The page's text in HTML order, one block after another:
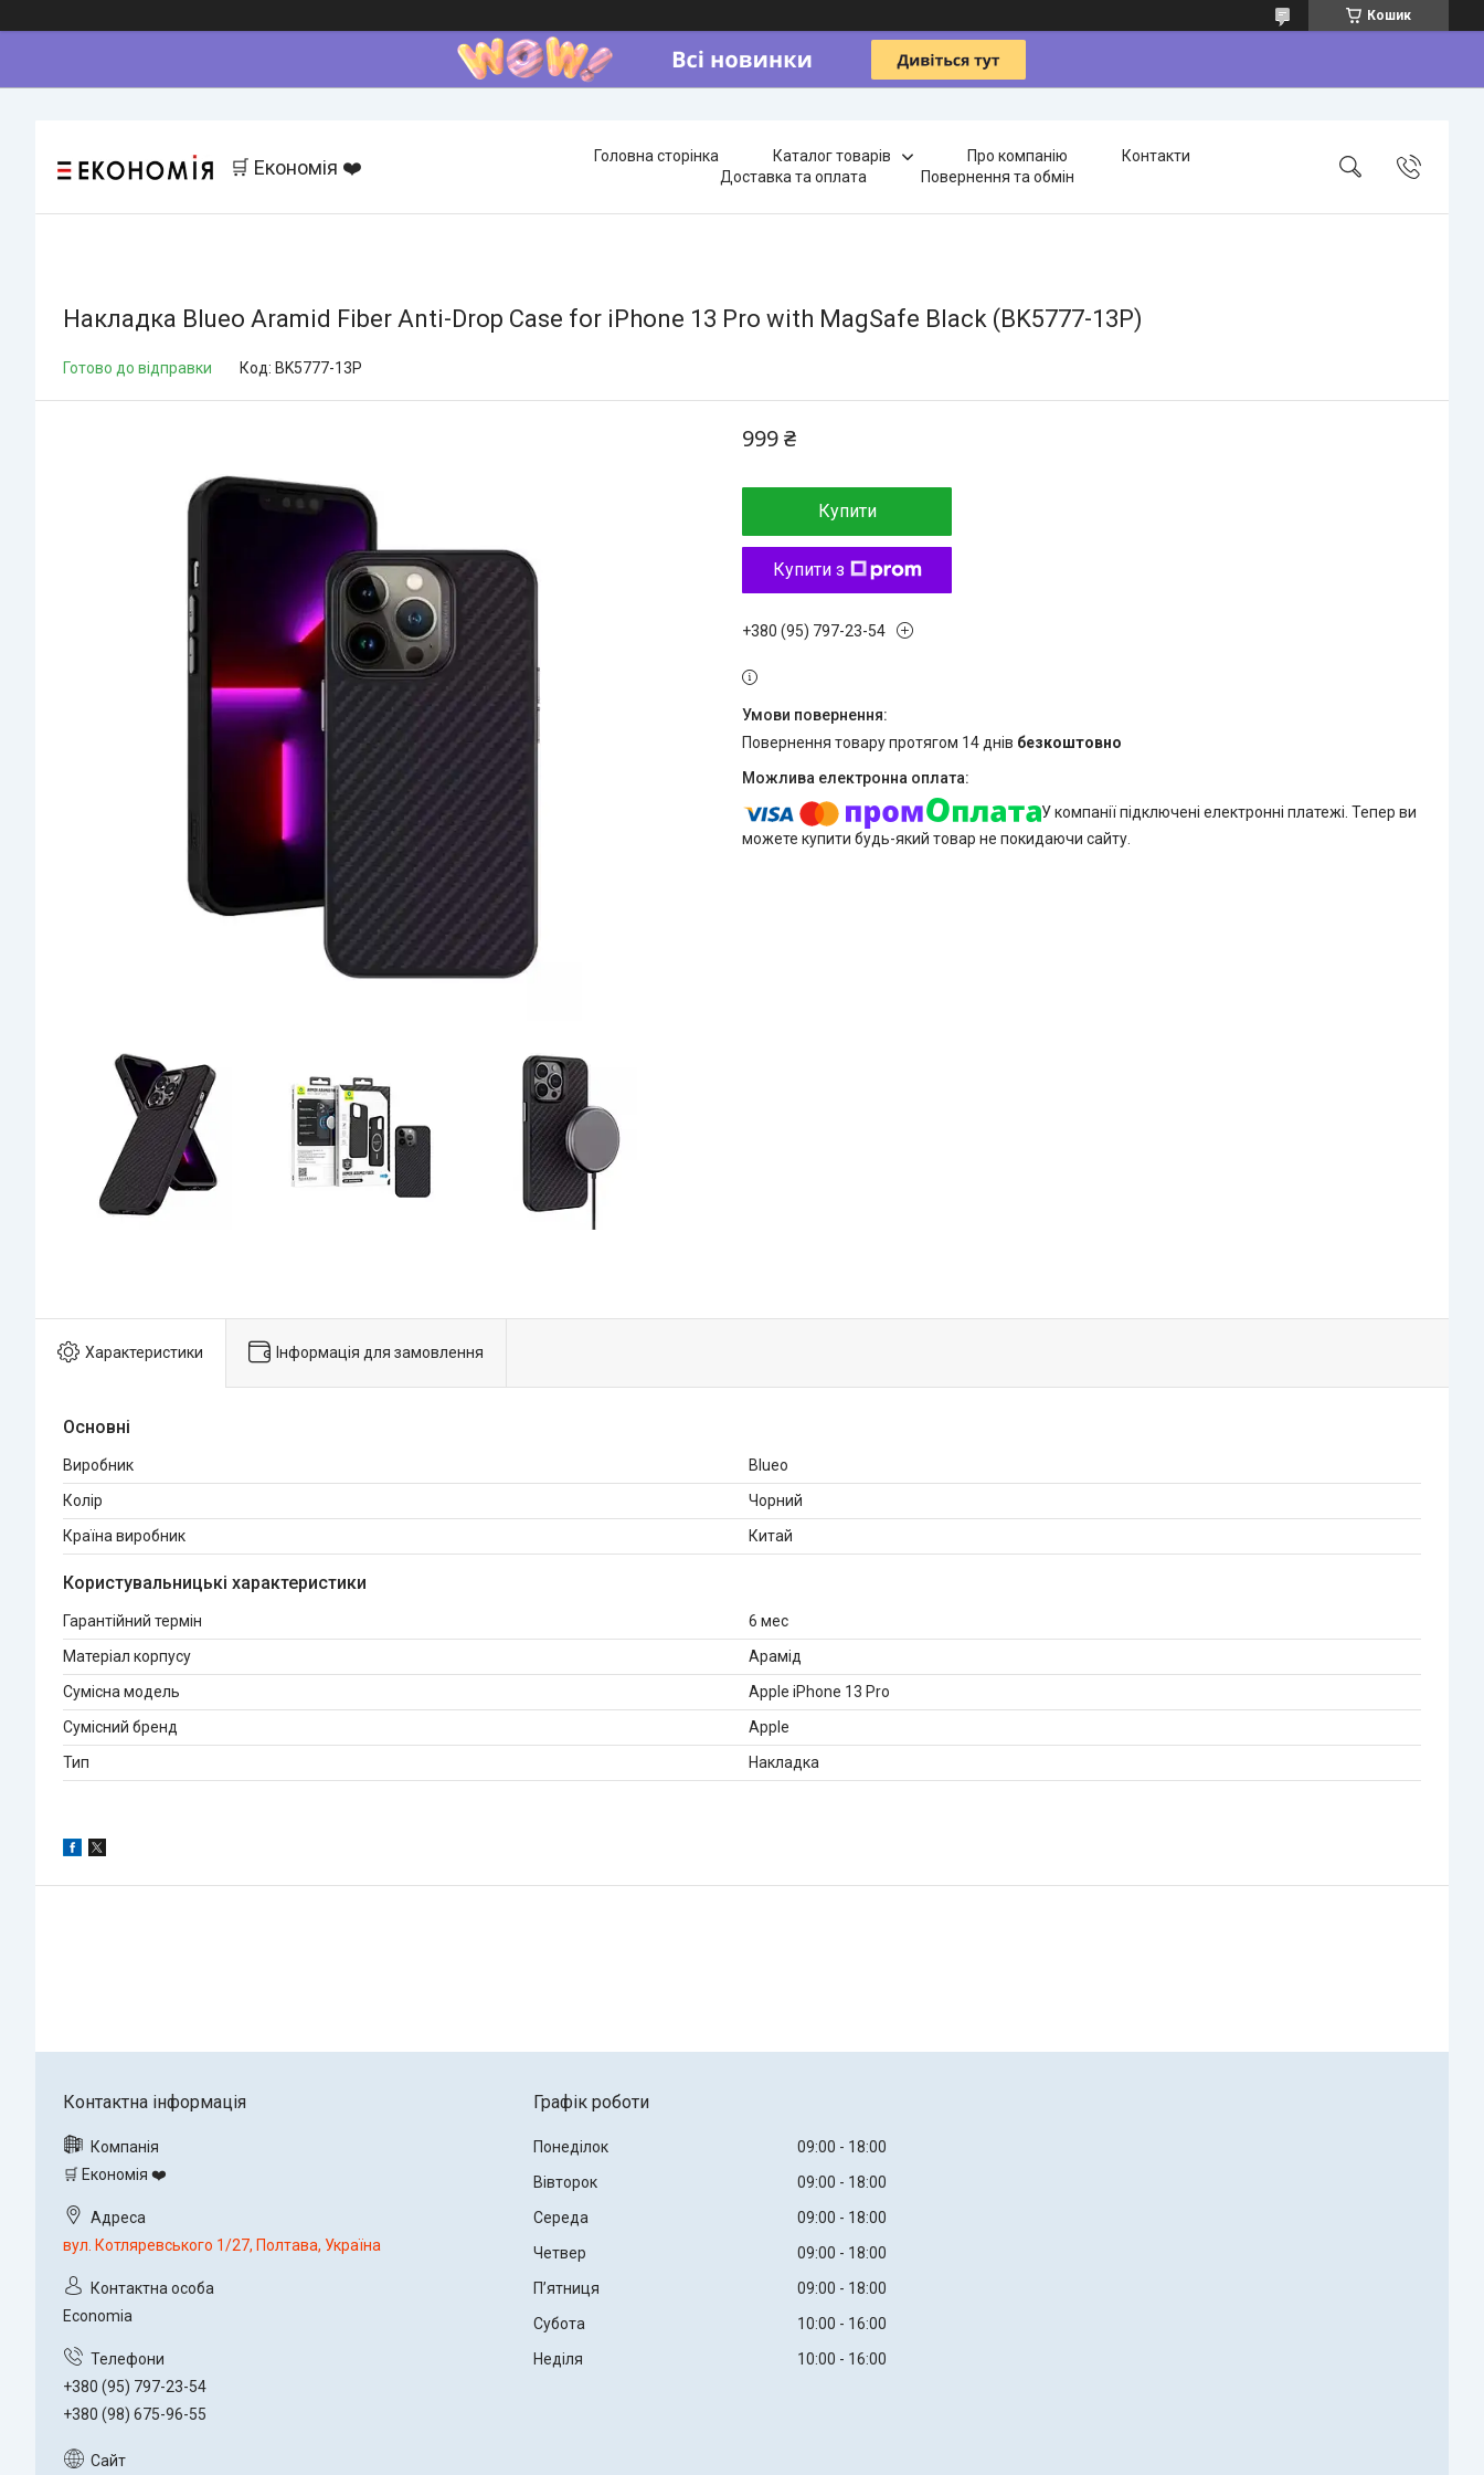
Кошик
🛒 Економія ❤️ Головна сторінка Каталог товарів Про компанію
Контакти
Доставка та оплата
Повернення та обмін
Накладка Blueo Aramid Fiber Anti-Drop Case for iPhone 13 Pro with MagSafe Black (BK5777-13P)
Готово до відправки Код: BK5777-13P
999 ₴
Купити
Купити з
+380 (95) 797-23-54
повернення товару протягом 14 днів безкоштовно
У компанії підключені електронні платежі. Тепер ви
можете купити будь-який товар не покидаючи сайту.
Характеристики Інформація для замовлення
Основні
Виробник
Blueo
Колір
Чорний
Країна виробник
Китай
Користувальницькі характеристики
Гарантійний термін
6 мес
Матеріал корпусу
Арамід
Сумісна модель
Apple iPhone 13 Pro
Сумісний бренд
Apple
Тип
Накладка
🛒 Економія ❤️
вул. Котляревського 1/27, Полтава, Україна
Economia
+380 (95) 797-23-54
+380 (98) 675-96-55
Графік роботи
Понеділок 09:00
18:00
Вівторок
09:00
18:00
Середа
09:00
18:00
Четвер
09:00
18:00
Пʼятниця
09:00
18:00
Субота
10:00
16:00
Неділя
10:00 16:00